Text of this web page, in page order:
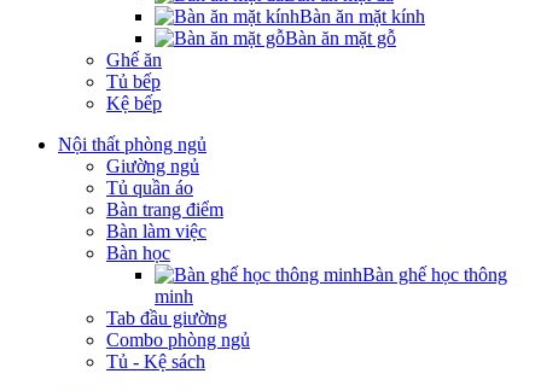
Bàn ăn mặt kính
Bàn ăn mặt gỗ
Ghế ăn
Tủ bếp
Kệ bếp
Nội thất phòng ngủ
Giường ngủ
Tủ quần áo
Bàn trang điểm
Bàn làm việc
Bàn học
Bàn ghế học thông
minh
Tab đầu giường
Combo phòng ngủ
Tủ - Kệ sách